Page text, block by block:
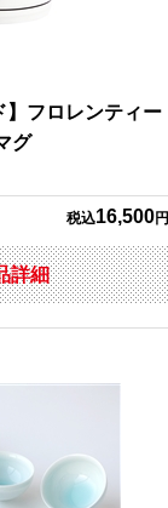
】フロレンティー
グ
税込16,500円
詳細